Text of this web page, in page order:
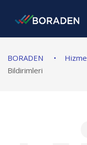
BORADEN •
Bildirimleri